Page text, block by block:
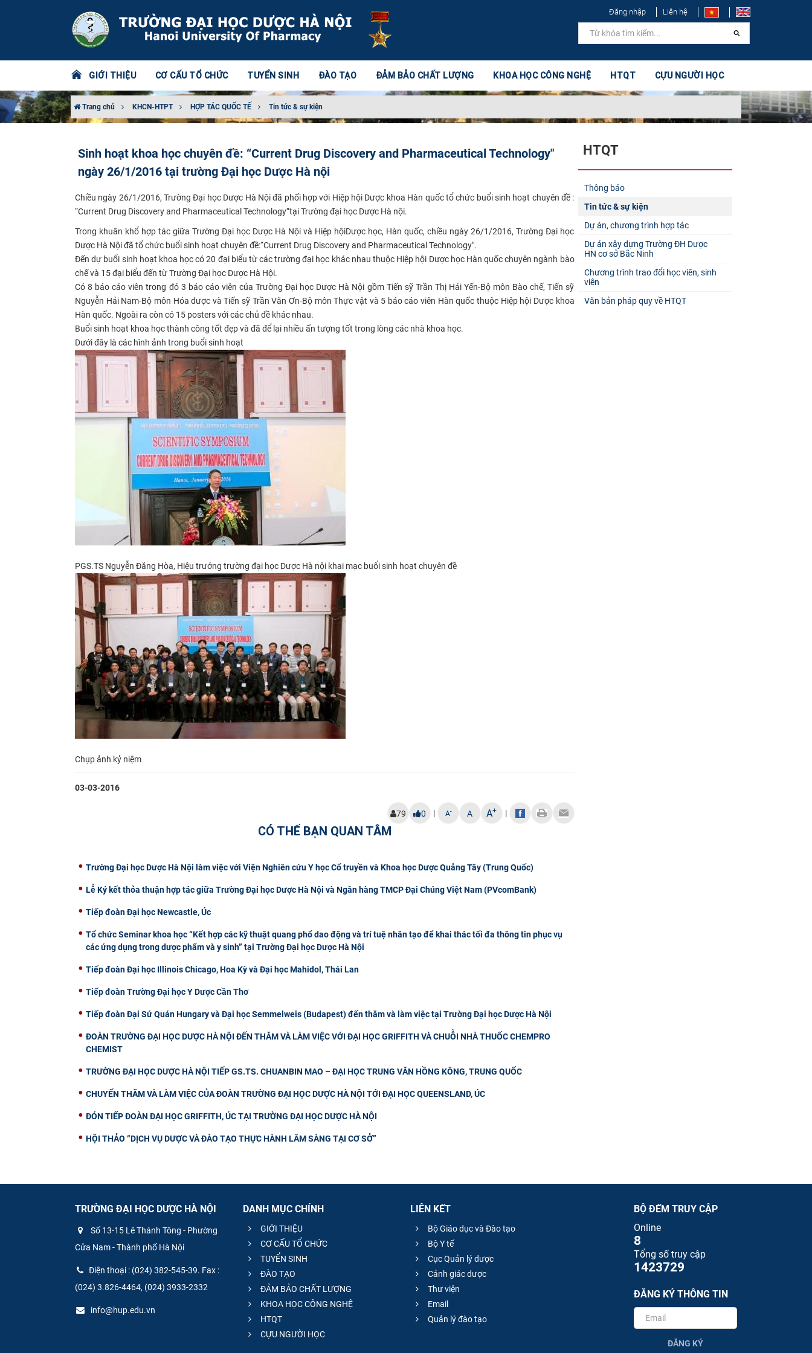
Đăng nhập Liên hệ
GIỚI THIỆU CƠ CẤU TỔ CHỨC TUYỂN SINH ĐÀO TẠO ĐẢM BẢO CHẤT LƯỢNG KHOA HỌC CÔNG NGHỆ HTQT CỰU NGƯỜI HỌC
Trang chủ KHCN-HTPT HỢP TÁC QUỐC TẾ Tin tức & sự kiện
Sinh hoạt khoa học chuyên đề: “Current Drug Discovery and Pharmaceutical Technology"
ngày 26/1/2016 tại trường Đại học Dược Hà nội
Chiều ngày 26/1/2016, Trường Đại học Dược Hà Nội đã phối hợp với Hiệp hội Dược khoa Hàn quốc tổ chức buổi sinh hoạt chuyên đề :
“Current Drug Discovery and Pharmaceutical Technology”tại Trường đại học Dược Hà nội.
Trong khuân khổ hợp tác giữa Trường Đại học Dược Hà Nội và Hiệp hộiDược học, Hàn quốc, chiều ngày 26/1/2016, Trường Đại học
Dược Hà Nội đã tổ chức buổi sinh hoạt chuyên đề:“Current Drug Discovery and Pharmaceutical Technology".
Đến dự buổi sinh hoạt khoa học có 20 đại biểu từ các trường đại học khác nhau thuộc Hiệp hội Dược học Hàn quốc chuyên ngành bào
chế và 15 đại biểu đến từ Trường Đại học Dược Hà Hội.
Có 8 báo cáo viên trong đó 3 báo cáo viên của Trường Đại học Dược Hà Nội gồm Tiến sỹ Trần Thị Hải Yến-Bộ môn Bào chế, Tiến sỹ
Nguyễn Hải Nam-Bộ môn Hóa dược và Tiến sỹ Trần Văn Ơn-Bộ môn Thực vật và 5 báo cáo viên Hàn quốc thuộc Hiệp hội Dược khoa
Hàn quốc. Ngoài ra còn có 15 posters với các chủ đề khác nhau.
Buổi sinh hoạt khoa học thành công tốt đẹp và đã để lại nhiều ấn tượng tốt trong lòng các nhà khoa học.
Dưới đây là các hình ảnh trong buổi sinh hoạt
PGS.TS Nguyễn Đăng Hòa, Hiệu trưởng trường đại học Dược Hà nội khai mạc buổi sinh hoạt chuyên đề
Chụp ảnh kỷ niệm
03-03-2016
79 0 | A- A A+ |
CÓ THỂ BẠN QUAN TÂM
Trường Đại học Dược Hà Nội làm việc với Viện Nghiên cứu Y học Cổ truyền và Khoa học Dược Quảng Tây (Trung Quốc)
Lễ Ký kết thỏa thuận hợp tác giữa Trường Đại học Dược Hà Nội và Ngân hàng TMCP Đại Chúng Việt Nam (PVcomBank)
Tiếp đoàn Đại học Newcastle, Úc
Tổ chức Seminar khoa học “Kết hợp các kỹ thuật quang phổ dao động và trí tuệ nhân tạo để khai thác tối đa thông tin phục vụ
các ứng dụng trong dược phẩm và y sinh” tại Trường Đại học Dược Hà Nội
Tiếp đoàn Đại học Illinois Chicago, Hoa Kỳ và Đại học Mahidol, Thái Lan
Tiếp đoàn Trường Đại học Y Dược Cần Thơ
Tiếp đoàn Đại Sứ Quán Hungary và Đại học Semmelweis (Budapest) đến thăm và làm việc tại Trường Đại học Dược Hà Nội
ĐOÀN TRƯỜNG ĐẠI HỌC DƯỢC HÀ NỘI ĐẾN THĂM VÀ LÀM VIỆC VỚI ĐẠI HỌC GRIFFITH VÀ CHUỖI NHÀ THUỐC CHEMPRO
CHEMIST
TRƯỜNG ĐẠI HỌC DƯỢC HÀ NỘI TIẾP GS.TS. CHUANBIN MAO – ĐẠI HỌC TRUNG VĂN HỒNG KÔNG, TRUNG QUỐC
CHUYẾN THĂM VÀ LÀM VIỆC CỦA ĐOÀN TRƯỜNG ĐẠI HỌC DƯỢC HÀ NỘI TỚI ĐẠI HỌC QUEENSLAND, ÚC
ĐÓN TIẾP ĐOÀN ĐẠI HỌC GRIFFITH, ÚC TẠI TRƯỜNG ĐẠI HỌC DƯỢC HÀ NỘI
HỘI THẢO “DỊCH VỤ DƯỢC VÀ ĐÀO TẠO THỰC HÀNH LÂM SÀNG TẠI CƠ SỞ”
HTQT
Thông báo
Tin tức & sự kiện
Dự án, chương trình hợp tác
Dự án xây dựng Trường ĐH Dược
HN cơ sở Bắc Ninh
Chương trình trao đổi học viên, sinh
viên
Văn bản pháp quy về HTQT
TRƯỜNG ĐẠI HỌC DƯỢC HÀ NỘI
Số 13-15 Lê Thánh Tông - Phường
Cửa Nam - Thành phố Hà Nội
Điện thoại : (024) 382-545-39. Fax :
(024) 3.826-4464, (024) 3933-2332
info@hup.edu.vn
DANH MỤC CHÍNH
GIỚI THIỆU
CƠ CẤU TỔ CHỨC
TUYỂN SINH
ĐÀO TẠO
ĐẢM BẢO CHẤT LƯỢNG
KHOA HỌC CÔNG NGHỆ
HTQT
CỰU NGƯỜI HỌC
LIÊN KẾT
Bộ Giáo dục và Đào tạo
Bộ Y tế
Cục Quản lý dược
Cảnh giác dược
Thư viện
Email
Quản lý đào tạo
BỘ ĐẾM TRUY CẬP
Online
8
Tổng số truy cập
1423729
ĐĂNG KÝ THÔNG TIN
ĐĂNG KÝ